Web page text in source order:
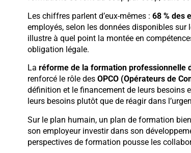
Les chiffres parlent d’eux-mêmes : 68 % des
employés, selon les données disponibles
illustre à quel point la montée en
obligation légale.
La réforme de la formation professionnelle
renforcé le rôle des OPCO (Opérateurs de
définition et le financement de leurs besoins
leurs besoins plutôt que de réagir dans
Sur le plan humain, un plan de formation
son employeur investir dans son
perspectives de formation pousse les